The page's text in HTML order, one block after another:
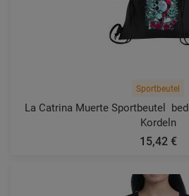
Sportbeutel
La Catrina Muerte Sportbeutel 
Kordeln
15,42 €